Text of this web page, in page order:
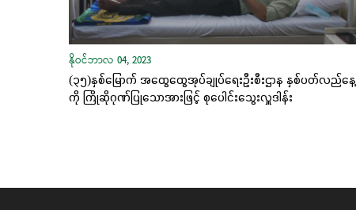
နိုဝင်ဘာလ 04, 2023
(၃၅)နှစ်မြောက် အထွေထွေအုပ်ချုပ်ရေးဦးစီးဌာန နှစ်ပတ်လည်နေ့
ကို ကြိုဆိုဂုဏ်ပြုသောအားဖြင့် စုပေါင်းသွေးလှူဒါန်း